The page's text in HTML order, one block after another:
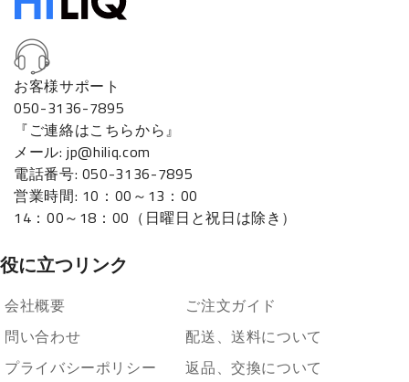
お客様サポート
050-3136-7895
『ご連絡はこちらから』
メール: jp@hiliq.com
電話番号: 050-3136-7895
営業時間: 10：00～13：00
14：00～18：00（日曜日と祝日は除き）
役に立つリンク
会社概要
問い合わせ
プライバシーポリシー
ご注文ガイド
配送、送料について
返品、交換について